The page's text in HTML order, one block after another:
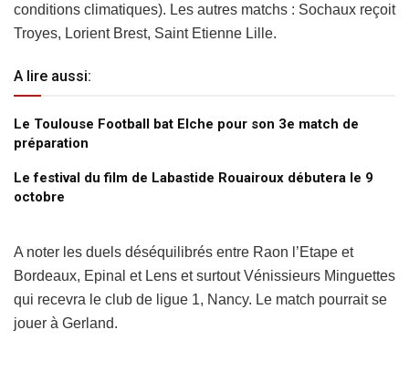
conditions climatiques). Les autres matchs : Sochaux reçoit
Troyes, Lorient Brest, Saint Etienne Lille.
A lire aussi:
Le Toulouse Football bat Elche pour son 3e match de
préparation
Le festival du film de Labastide Rouairoux débutera le 9
octobre
A noter les duels déséquilibrés entre Raon l’Etape et
Bordeaux, Epinal et Lens et surtout Vénissieurs Minguettes
qui recevra le club de ligue 1, Nancy. Le match pourrait se
jouer à Gerland.